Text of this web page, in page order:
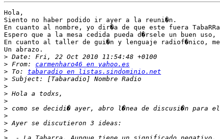
Hola,
Siento no haber podido ir ayer a la reuni�n.
En cuanto al nombre, yo dir�a de que este fuera
Espero que a la mesa cedida pueda d�rsele un buen
En cuanto al taller de gui�n y lenguaje radiof�nico,
Un abrazo.
>
> From: carmenharo46 en yahoo.es
> To: tabaradio en listas.sindominio.net
>
>
>
>
>
>
>
>